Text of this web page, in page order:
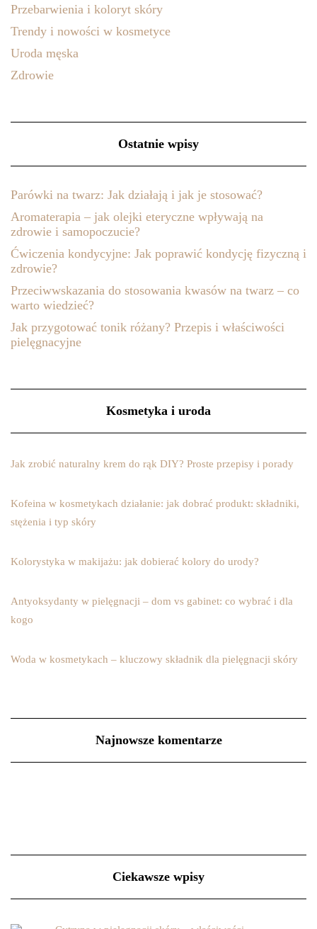
Przebarwienia i koloryt skóry
Trendy i nowości w kosmetyce
Uroda męska
Zdrowie
Ostatnie wpisy
Parówki na twarz: Jak działają i jak je stosować?
Aromaterapia – jak olejki eteryczne wpływają na
zdrowie i samopoczucie?
Ćwiczenia kondycyjne: Jak poprawić kondycję fizyczną i
zdrowie?
Przeciwwskazania do stosowania kwasów na twarz – co
warto wiedzieć?
Jak przygotować tonik różany? Przepis i właściwości
pielęgnacyjne
Kosmetyka i uroda
Jak zrobić naturalny krem do rąk DIY? Proste przepisy i porady
Kofeina w kosmetykach działanie: jak dobrać produkt: składniki,
stężenia i typ skóry
Kolorystyka w makijażu: jak dobierać kolory do urody?
Antyoksydanty w pielęgnacji – dom vs gabinet: co wybrać i dla
kogo
Woda w kosmetykach – kluczowy składnik dla pielęgnacji skóry
Najnowsze komentarze
Ciekawsze wpisy